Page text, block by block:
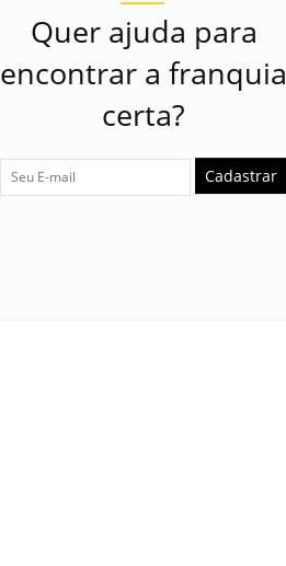
Quer ajuda para
encontrar a franquia
certa?
Cadastrar